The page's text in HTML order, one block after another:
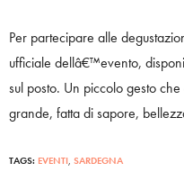
Per partecipare alle
ufficiale dellâ€™evento,
sul posto. Un piccolo gesto
grande, fatta di sapore,
TAGS: EVENTI SARDEGNA